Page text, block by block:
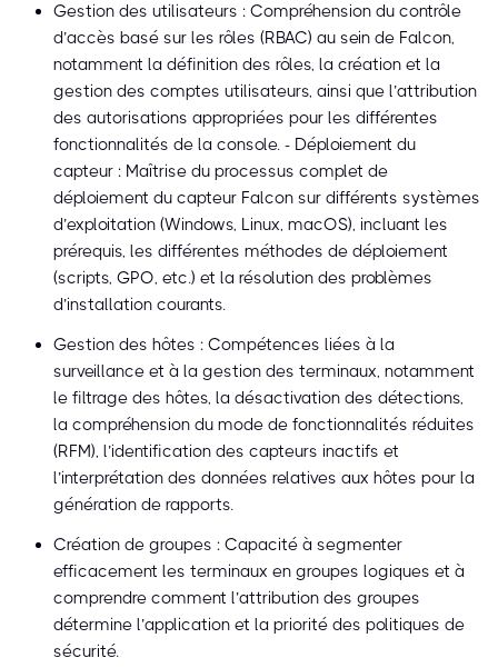
Gestion des utilisateurs : Compréhension du contrôle
d’accès basé sur les rôles (RBAC) au sein de Falcon,
notamment la définition des rôles, la création et la
gestion des comptes utilisateurs, ainsi que l’attribution
des autorisations appropriées pour les différentes
fonctionnalités de la console. - Déploiement du
capteur : Maîtrise du processus complet de
déploiement du capteur Falcon sur différents systèmes
d’exploitation (Windows, Linux, macOS), incluant les
prérequis, les différentes méthodes de déploiement
(scripts, GPO, etc.) et la résolution des problèmes
d’installation courants.
Gestion des hôtes : Compétences liées à la
surveillance et à la gestion des terminaux, notamment
le filtrage des hôtes, la désactivation des détections,
la compréhension du mode de fonctionnalités réduites
(RFM), l’identification des capteurs inactifs et
l’interprétation des données relatives aux hôtes pour la
génération de rapports.
Création de groupes : Capacité à segmenter
efficacement les terminaux en groupes logiques et à
comprendre comment l’attribution des groupes
détermine l’application et la priorité des politiques de
sécurité.